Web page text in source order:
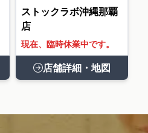
ストックラボ沖縄那覇
店
現在、臨時休業中です。
店舗詳細・地図